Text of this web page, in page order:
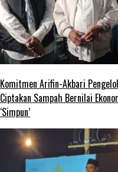
Komitmen Arifin-Akbari
Ciptakan Sampah Bernilai
‘Simpun’